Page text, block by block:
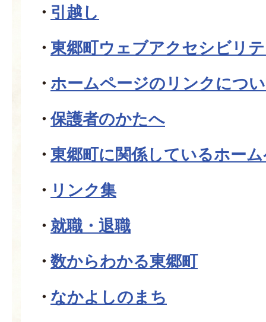
引越し
東郷町ウェブアクセシビリ
ホームページのリンクにつ
保護者のかたへ
東郷町に関係しているホー
リンク集
就職・退職
数からわかる東郷町
なかよしのまち